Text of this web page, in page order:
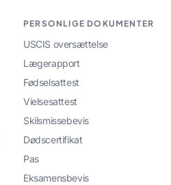
PERSONLIGE DOKUMENTER
USCIS oversættelse
Lægerapport
Fødselsattest
Vielsesattest
Skilsmissebevis
Dødscertifikat
Pas
Eksamensbevis